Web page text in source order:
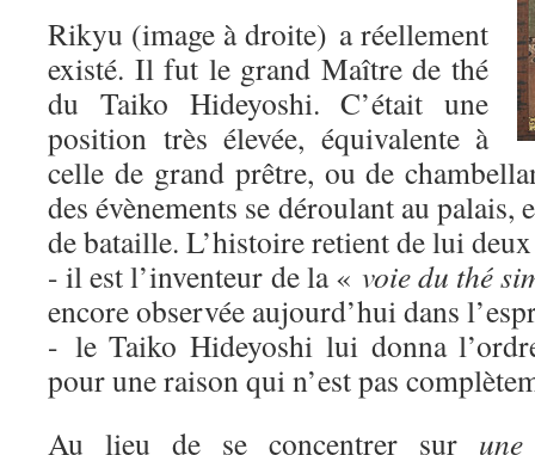
Rikyu (image à droite) a réellement
existé. Il fut le grand Maître de thé
du Taiko Hideyoshi. C’était une
position très élevée, équivalente à
celle de grand prêtre, ou de
des évènements se déroulant au palais,
de bataille. L’histoire retient de lui
- il est l’inventeur de la « voie du thé
encore observée aujourd’hui dans
- le Taiko Hideyoshi lui donna
pour une raison qui n’est pas
Au lieu de se concentrer sur